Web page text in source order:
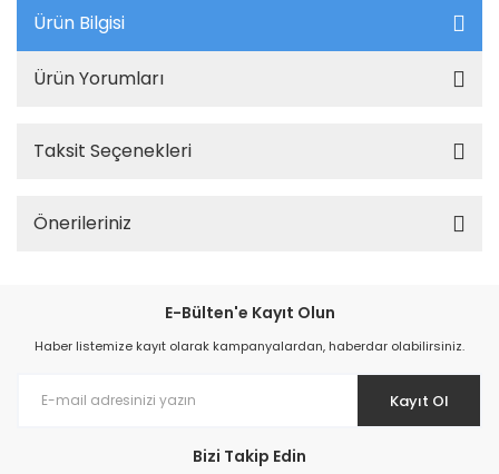
Ürün Bilgisi
Ürün Yorumları
Taksit Seçenekleri
Önerileriniz
E-Bülten'e Kayıt Olun
Haber listemize kayıt olarak kampanyalardan, haberdar olabilirsiniz.
Kayıt Ol
Bizi Takip Edin